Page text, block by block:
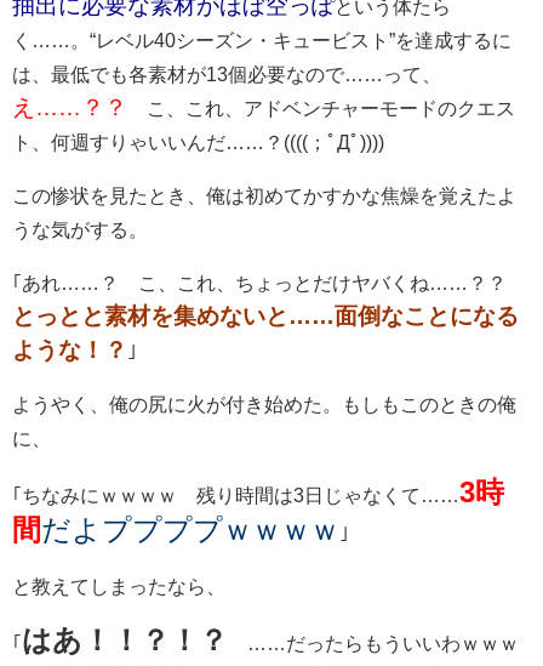
抽出に必要な素材がほぼ空っぽという体たら
く……。“レベル40シーズン・キュービスト”を達成するに
は、最低でも各素材が13個必要なので……って、
え……？？
こ、これ、アドベンチャーモードのクエス
ト、何週すりゃいいんだ……？((((；ﾟДﾟ))))
この惨状を見たとき、俺は初めてかすかな焦燥を覚えたよ
うな気がする。
｢あれ……？ こ、これ、ちょっとだけヤバくね……？？
とっとと素材を集めないと……面倒なことになる
ような！？ ｣
ようやく、俺の尻に火が付き始めた。もしもこのときの俺
に、
｢ちなみにｗｗｗｗ 残り時間は3日じゃなくて…… 3時
間だよププププｗｗｗｗ ｣
と教えてしまったなら、
はあ！！？！？
……だったらもういいわｗｗｗ